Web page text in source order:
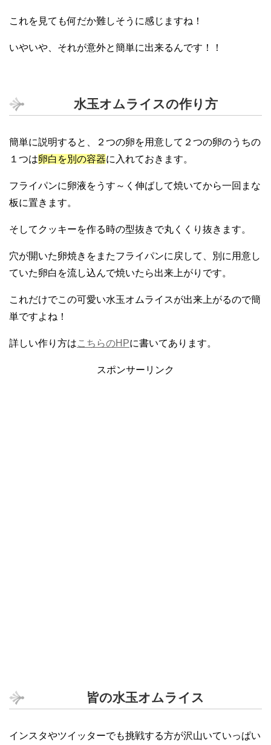
これを見ても何だか難しそうに感じますね！
いやいや、それが意外と簡単に出来るんです！！
水玉オムライスの作り方
簡単に説明すると、２つの卵を用意して２つの卵のうちの
１つは卵白を別の容器に入れておきます。
フライパンに卵液をうす～く伸ばして焼いてから一回まな
板に置きます。
そしてクッキーを作る時の型抜きで丸くくり抜きます。
穴が開いた卵焼きをまたフライパンに戻して、別に用意し
ていた卵白を流し込んで焼いたら出来上がりです。
これだけでこの可愛い水玉オムライスが出来上がるので簡
単ですよね！
詳しい作り方はこちらのHPに書いてあります。
スポンサーリンク
皆の水玉オムライス
インスタやツイッターでも挑戦する方が沢山いていっぱい